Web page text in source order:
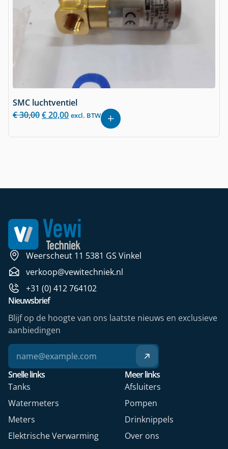
SMC luchtventiel
€30,00€20,00 excl. BTW
Weerscheut 11 5381 GS Vinkel
verkoop@vewitechniek.nl
+31 (0) 412 764102
Snelle links
Tanks
Watermeters
Meters
Elektrische Verwarming
Meer links
Afsluiters
Pompen
Drinknippels
Over ons
Nieuwsbrief
Blijf op de hoogte van ons laatste nieuws en exclusieve
aanbiedingen